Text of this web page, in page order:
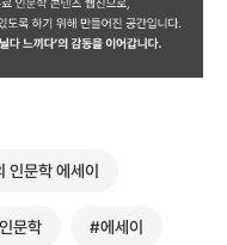
인문학 에세이
문학 #에세이